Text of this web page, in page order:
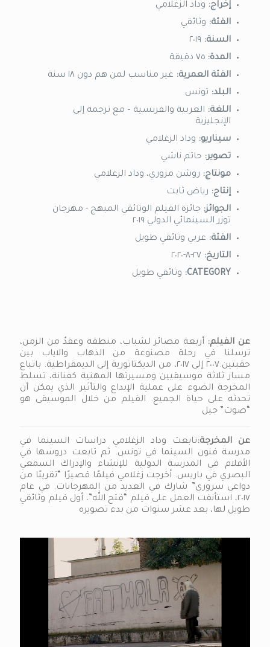
إخراج: وداد الزغلامي
الفئة: وثائقي
السنة:
المدة: ٧٥ دقيقة
الفئة العمرية: غير مناسب لمن هم دون ١٨ سنة
البلد: تونس
اللغة: العربية والفرنسية – مع ترجمة إلى
الإنجليزية
سيناريو: وداد الزغلامي
تصوير: حاتم ناشي
مونتاج: روشن مزوري، وداد الزغلامي
إنتاج: رياض ثابت
الجوائز: جائزة الفيلم الوثائقي المبهج - مهرجان
توزر السينمائي الدولي ٢٠١٩
الفئة: عربي وثائقي طويل
التاريخ:
CATEGORY:
وثائقي طويل
عن الفيلم: أربعة مصائر لشباب، منطقة وعقدٌ من الزمن،
ترسلنا في رحلة مصنوعة من الذهاب والاياب بين
حقبتين:٢٠٠٧ إلى ٢٠١٧، من الديكتاتورية إلى الديمقراطية. باتباع
مسار ثلاثة موسيقيين ومسيرتها المهنية كفنانة، تسلط
المخرجة الضوء على عملية الإبداع والتأثير الذي يمكن أن
تحدثه على حياة الجميع. الفيلم من خلال الموسيقى هو
“صوت” جيل
عن المخرجة:تابعت وداد الزغلامي دراسات السينما في
مدرسة فنون السينما في تونس. ثم تابعت دروسها في
الأفلام في المدرسة الدولية للإنشاء والإدراك السمعي
البصري في باريس. أخرجت زغلامي فيلمًا قصيرًا “تقريبًا من
دواعي سروري” شارك في العديد من المهرجانات. في عام
٢٠١٧، استأنفت العمل على فيلم “فتح الله”، أول فيلم وثائقي
طويل لها، بعد عشر سنوات من بدء تصويره